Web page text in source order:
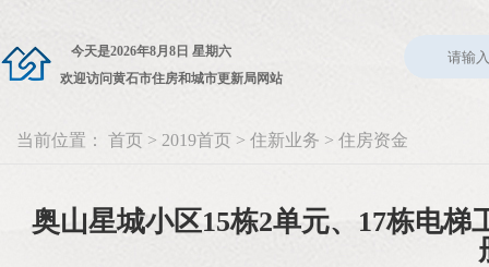
今天是2026年8月8日 星期六
欢迎访问黄石市住房和城市更新局网站
当前位置： 首页 > 2019首页 > 住新业务 > 住房资金
奥山星城小区15栋2单元、17栋电